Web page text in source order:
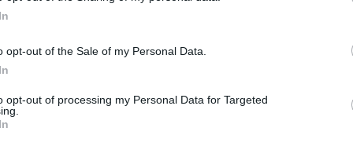
opt-out of the Sale of my Personal Data.
opt-out of processing my Personal Data for Targeted